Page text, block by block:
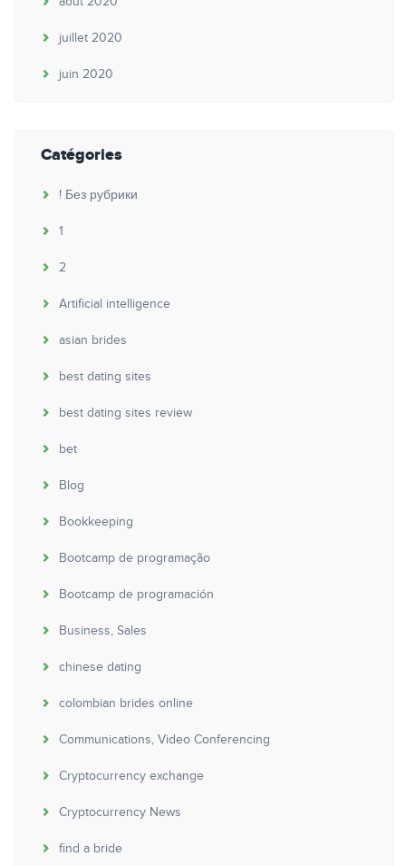
juillet 2020
juin 2020
Catégories
! Без рубрики
1
2
Artificial intelligence
asian brides
best dating sites
best dating sites review
bet
Blog
Bookkeeping
Bootcamp de programação
Bootcamp de programación
Business, Sales
chinese dating
colombian brides online
Communications, Video Conferencing
Cryptocurrency exchange
Cryptocurrency News
find a bride